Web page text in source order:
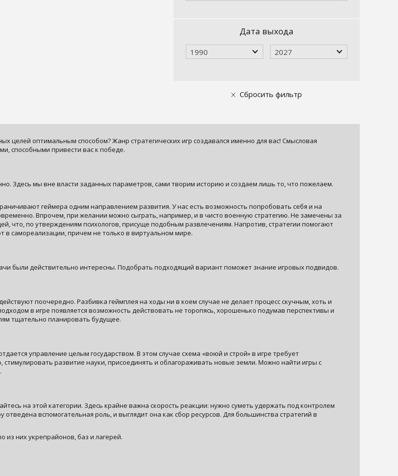
Дата выхода
1990 2027
Сбросить фильтр
целей оптимальным способом? Жанр стратегических игр создавался именно для вас! Смысловая
способными привести вас к победе.
Здесь мы вне власти заданных параметров, сами творим историю и создаем лишь то, что пожелаем.
геймера одним направлением развития. У нас есть возможность попробовать себя и на
Впрочем, при желании можно сыграть, например, и в чисто военную стратегию. Не замечены за
что, по утверждениям психологов, присуще подобным развлечениям. Напротив, стратегии помогают
в самореализации, причем не только в виртуальном мире.
были действительно интересны. Подобрать подходящий вариант поможет знание игровых подвидов.
поочередно. Разбивка геймплея на ходы ни в коем случае не делает процесс скучным, хоть и
в игре появляется возможность действовать не торопясь, хорошенько подумав перспективы и
тщательно планировать будущее.
управление целым государством. В этом случае схема «воюй и строй» в игре требует
развитие науки, присоединять и облагораживать новые земли. Можно найти игры с
на этой категории. Здесь крайне важна скорость реакции: нужно суметь удержать под контролем
вспомогательная роль, и выглядит она как сбор ресурсов. Для большинства стратегий в
из них укрепрайонов, баз и лагерей.